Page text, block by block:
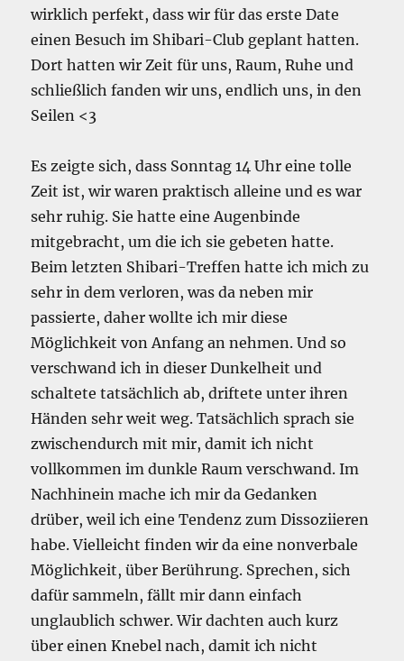
wirklich perfekt, dass wir für das erste Date
einen Besuch im Shibari-Club geplant hatten.
Dort hatten wir Zeit für uns, Raum, Ruhe und
schließlich fanden wir uns, endlich uns, in den
Seilen <3
Es zeigte sich, dass Sonntag 14 Uhr eine tolle
Zeit ist, wir waren praktisch alleine und es war
sehr ruhig. Sie hatte eine Augenbinde
mitgebracht, um die ich sie gebeten hatte.
Beim letzten Shibari-Treffen hatte ich mich zu
sehr in dem verloren, was da neben mir
passierte, daher wollte ich mir diese
Möglichkeit von Anfang an nehmen. Und so
verschwand ich in dieser Dunkelheit und
schaltete tatsächlich ab, driftete unter ihren
Händen sehr weit weg. Tatsächlich sprach sie
zwischendurch mit mir, damit ich nicht
vollkommen im dunkle Raum verschwand. Im
Nachhinein mache ich mir da Gedanken
drüber, weil ich eine Tendenz zum Dissoziieren
habe. Vielleicht finden wir da eine nonverbale
Möglichkeit, über Berührung. Sprechen, sich
dafür sammeln, fällt mir dann einfach
unglaublich schwer. Wir dachten auch kurz
über einen Knebel nach, damit ich nicht